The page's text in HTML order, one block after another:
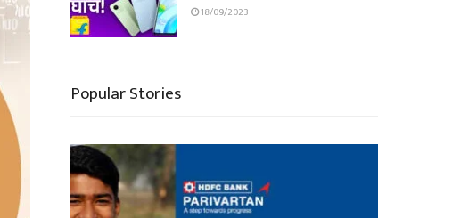
18/09/2023
Popular Stories